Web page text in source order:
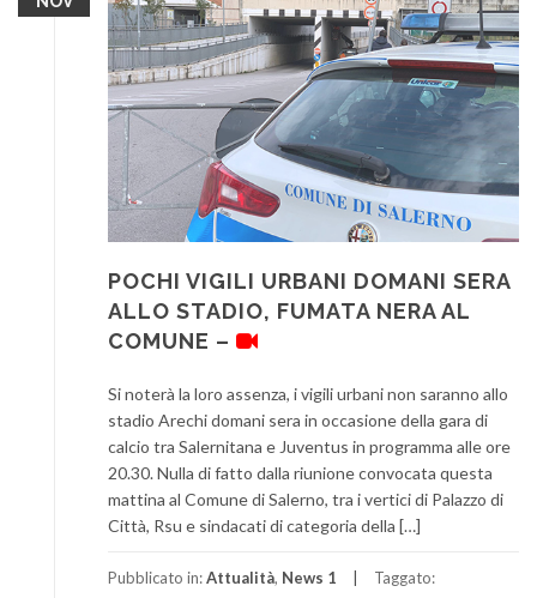
POCHI VIGILI URBANI DOMANI SERA
ALLO STADIO, FUMATA NERA AL
COMUNE –
Si noterà la loro assenza, i vigili urbani non saranno allo
stadio Arechi domani sera in occasione della gara di
calcio tra Salernitana e Juventus in programma alle ore
20.30. Nulla di fatto dalla riunione convocata questa
mattina al Comune di Salerno, tra i vertici di Palazzo di
Città, Rsu e sindacati di categoria della […]
Pubblicato in:Attualità, News 1 Taggato: